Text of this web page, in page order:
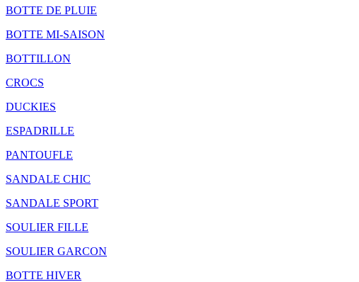
BOTTE DE PLUIE
BOTTE MI-SAISON
BOTTILLON
CROCS
DUCKIES
ESPADRILLE
PANTOUFLE
SANDALE CHIC
SANDALE SPORT
SOULIER FILLE
SOULIER GARCON
BOTTE HIVER